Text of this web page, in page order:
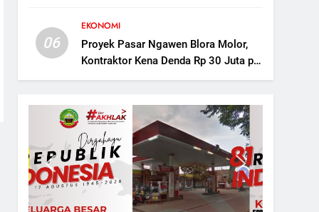
06
EKONOMI
Proyek Pasar Ngawen Blora Molor,
Kontraktor Kena Denda Rp 30 Juta per
Hari